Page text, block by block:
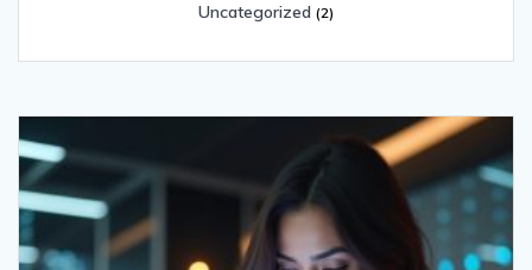
Uncategorized (2)